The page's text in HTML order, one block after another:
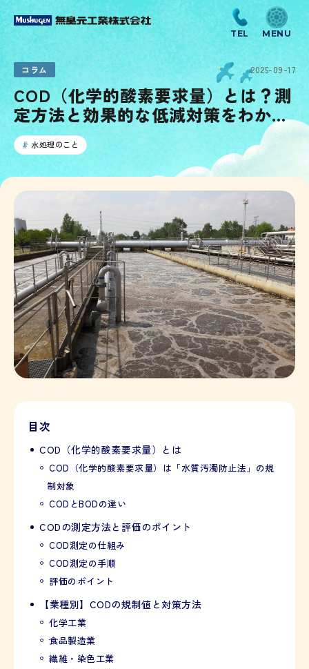
コラム 2025-09-17
COD（化学的酸素要求量）とは？測
定方法と効果的な低減対策をわかり
やすく解説
水処理のこと
目次
COD（化学的酸素要求量）とは
COD（化学的酸素要求量）は「水質汚濁防止法」の規
制対象
CODとBODの違い
CODの測定方法と評価のポイント
COD測定の仕組み
COD測定の手順
評価のポイント
【業種別】CODの規制値と対策方法
化学工業
食品製造業
繊維・染色工業